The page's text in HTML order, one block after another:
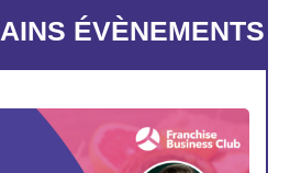
ÉVÈNEMENTS